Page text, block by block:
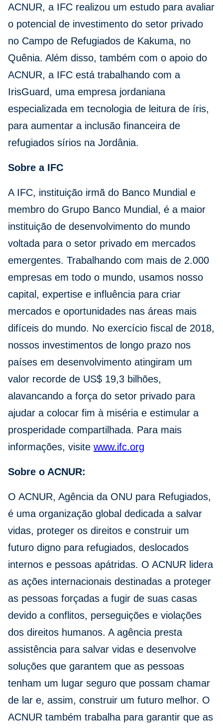
ACNUR, a IFC realizou um estudo para avaliar
o potencial de investimento do setor privado
no Campo de Refugiados de Kakuma, no
Quênia. Além disso, também com o apoio do
ACNUR, a IFC está trabalhando com a
IrisGuard, uma empresa jordaniana
especializada em tecnologia de leitura de íris,
para aumentar a inclusão financeira de
refugiados sírios na Jordânia.
Sobre a IFC
A IFC, instituição irmã do Banco Mundial e
membro do Grupo Banco Mundial, é a maior
instituição de desenvolvimento do mundo
voltada para o setor privado em mercados
emergentes. Trabalhando com mais de 2.000
empresas em todo o mundo, usamos nosso
capital, expertise e influência para criar
mercados e oportunidades nas áreas mais
difíceis do mundo. No exercício fiscal de 2018,
nossos investimentos de longo prazo nos
países em desenvolvimento atingiram um
valor recorde de US$ 19,3 bilhões,
alavancando a força do setor privado para
ajudar a colocar fim à miséria e estimular a
prosperidade compartilhada. Para mais
informações, visite www.ifc.org
Sobre o ACNUR:
O ACNUR, Agência da ONU para Refugiados,
é uma organização global dedicada a salvar
vidas, proteger os direitos e construir um
futuro digno para refugiados, deslocados
internos e pessoas apátridas. O ACNUR lidera
as ações internacionais destinadas a proteger
as pessoas forçadas a fugir de suas casas
devido a conflitos, perseguições e violações
dos direitos humanos. A agência presta
assistência para salvar vidas e desenvolve
soluções que garantem que as pessoas
tenham um lugar seguro que possam chamar
de lar e, assim, construir um futuro melhor. O
ACNUR também trabalha para garantir que as